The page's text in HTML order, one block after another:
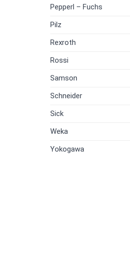
Pepperl – Fuchs
Pilz
Rexroth
Rossi
Samson
Schneider
Sick
Weka
Yokogawa